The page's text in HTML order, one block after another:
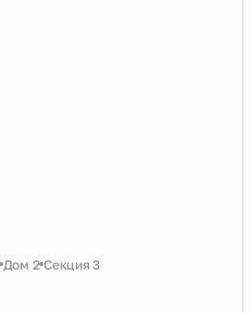
Дом 2 Секция 3